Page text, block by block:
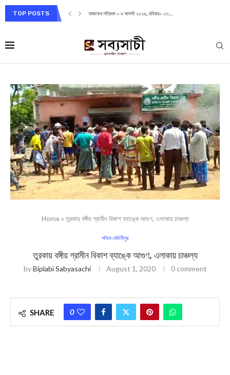
TOP POSTS আজকের পত্রিকা – ৯ আগস্ট ২০২৬, রবিবার– ২৩...
Home» তুরকায় বঙ্গীয় গ্রামীন বিকাশ ব্যাঙ্কে আগুণ, এলাকায় চাঞ্চল্য
পশ্চিম মেদিনীপুর
তুরকায় বঙ্গীয় গ্রামীন বিকাশ ব্যাঙ্কে আগুণ, এলাকায় চাঞ্চল্য
byBiplabi Sabyasachi August 1, 2020 0 comment
SHARE 0